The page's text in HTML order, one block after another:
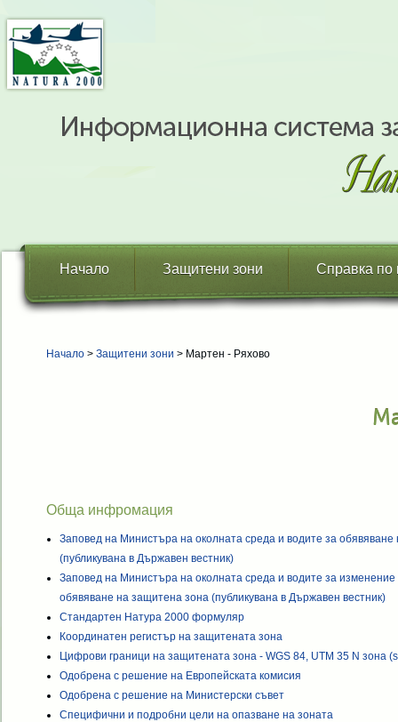
Начало Защитени зони Справка по
Начало > Защитени зони > Мартен - Ряхово
Обща инфромация
Заповед на Министъра на околната среда и водите за
(публикувана в Държавен вестник)
Заповед на Министъра на околната среда и водите за изменение
обявяване на защитена зона (публикувана в Държавен вестник)
Стандартен Натура 2000 формуляр
Координатен регистър на защитената зона
Цифрови граници на защитената зона - WGS 84, UTM 35 N зона
Одобрена с решение на Европейската комисия
Одобрена с решение на Министерски съвет
Специфични и подробни цели на опазване на зоната